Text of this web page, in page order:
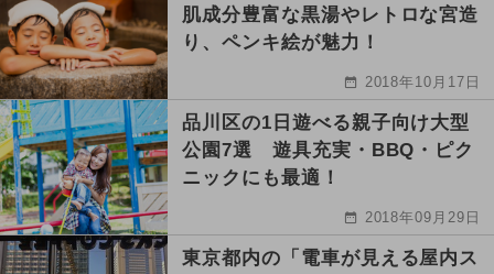
肌成分豊富な黒湯やレトロな宮造
り、ペンキ絵が魅力！
2018年10月17日
品川区の1日遊べる親子向け大型
公園7選 遊具充実・BBQ・ピク
ニックにも最適！
2018年09月29日
東京都内の「電車が見える屋内ス